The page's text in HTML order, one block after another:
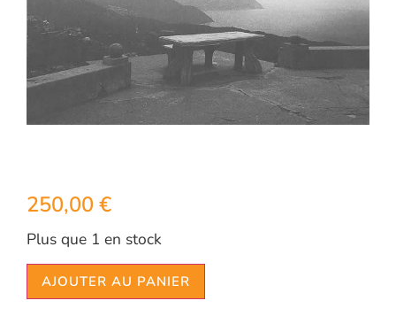
250,00 €
Plus que 1 en stock
AJOUTER AU PANIER